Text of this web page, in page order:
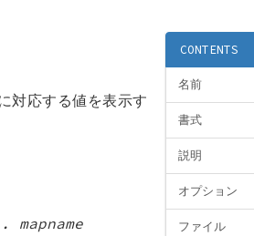
CONTENTS
名前
書式
説明
オプション
ファイル
応する値を表示す